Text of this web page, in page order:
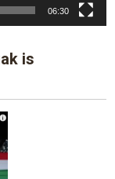
06:30
is